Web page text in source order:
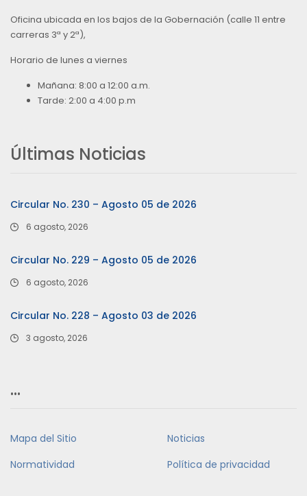
Oficina ubicada en los bajos de la Gobernación (calle 11 entre
carreras 3ª y 2ª),
Horario de lunes a viernes
Mañana: 8:00 a 12:00 a.m.
Tarde: 2:00 a 4:00 p.m
Últimas Noticias
Circular No. 230 – Agosto 05 de 2026
6 agosto, 2026
Circular No. 229 – Agosto 05 de 2026
6 agosto, 2026
Circular No. 228 – Agosto 03 de 2026
3 agosto, 2026
…
Mapa del Sitio
Noticias
Normatividad
Política de privacidad